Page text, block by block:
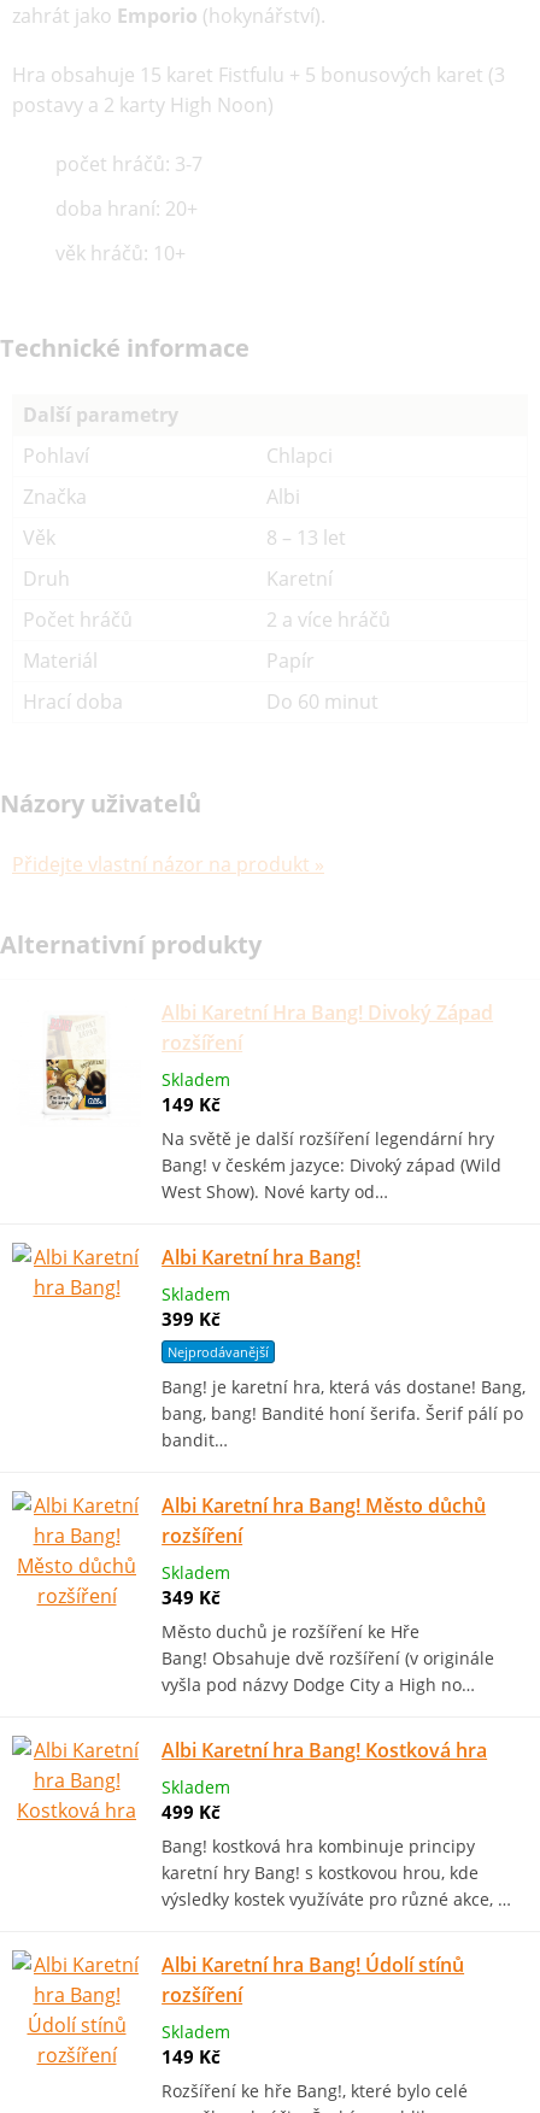
zahrát jako Emporio (hokynářství).
Hra obsahuje 15 karet Fistfulu + 5 bonusových karet (3
postavy a 2 karty High Noon)
počet hráčů: 3-7
doba hraní: 20+
věk hráčů: 10+
Technické informace
Další parametry
Pohlaví
Chlapci
Značka
Albi
Věk
8 – 13 let
Druh
Karetní
Počet hráčů
2 a více hráčů
Materiál
Papír
Hrací doba
Do 60 minut
Názory uživatelů
Přidejte vlastní názor na produkt »
Alternativní produkty
Albi Karetní Hra Bang! Divoký Západ
rozšíření
Skladem
149 Kč
Na světě je další rozšíření legendární hry
Bang! v českém jazyce: Divoký západ (Wild
West Show). Nové karty od…
Albi Karetní hra Bang!
Skladem
399 Kč
Nejprodávanější
Bang! je karetní hra, která vás dostane! Bang,
bang, bang! Bandité honí šerifa. Šerif pálí po
bandit…
Albi Karetní hra Bang! Město důchů
rozšíření
Skladem
349 Kč
Město duchů je rozšíření ke Hře
Bang! Obsahuje dvě rozšíření (v originále
vyšla pod názvy Dodge City a High no…
Albi Karetní hra Bang! Kostková hra
Skladem
499 Kč
Bang! kostková hra kombinuje principy
karetní hry Bang! s kostkovou hrou, kde
výsledky kostek využíváte pro různé akce, …
Albi Karetní hra Bang! Údolí stínů
rozšíření
Skladem
149 Kč
Rozšíření ke hře Bang!, které bylo celé